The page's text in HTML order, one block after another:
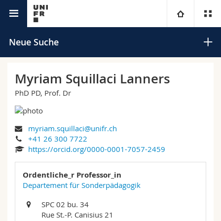
Universität
Campus
Universität
Weiterbildung
Theologische Fak.
Wirtschafts- und Sozialwissenschaftliche Fak.
Philosophische Fak.
Fak. für Erziehungs- und Bildungswissenschaften
Informationen für
Studierende
Medien
Forschende
Personenverzeichnis
Ortsplan
Bibliotheken
Neue Suche
Myriam Squillaci Lanners
PhD PD, Prof. Dr
myriam.squillaci@unifr.ch
+41 26 300 7722
https://orcid.org/0000-0001-7057-2459
Ordentliche_r Professor_in
Departement für Sonderpädagogik
SPC 02 bu. 34
Rue St.-P. Canisius 21